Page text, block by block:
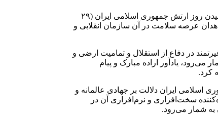
به گزارش روز جمعه سپاه نیوز، سردار سرلشگر پاسدار محمد باقری در این پیام با تجلیل از حماسه‌سازی‌های ماندگار نیروی زمینی آجا، فرارسیدن روز ارتش جمهوری اسلامی ایران (۲۹
عرصه سلامت در آن سازمان انقلابی و
در دفاع از استقلال و تمامیت ارضی و
می‌رود، یادآور اراده مبارک و پیام
ایران دلالت بر جهادی عالمانه و
سخت‌افزاری و نرم‌افزاری آن در
به شمار می‌رود.